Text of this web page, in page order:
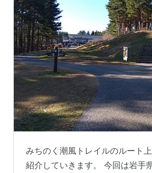
みちのく潮風トレイルのルート
紹介していきます。 今回は岩手